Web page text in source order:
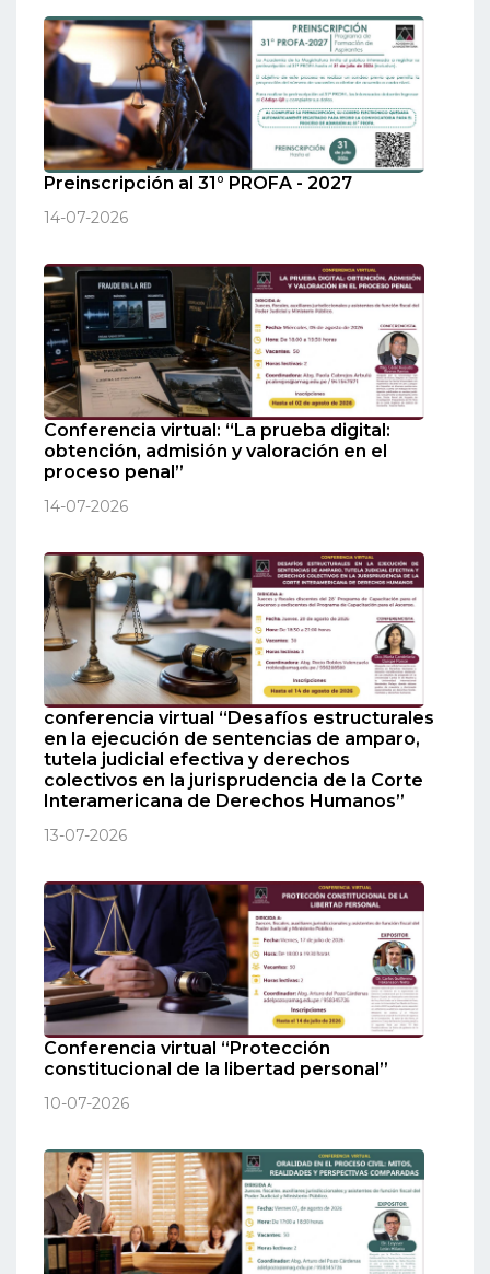
Preinscripción al 31° PROFA - 2027
14-07-2026
Conferencia virtual: “La prueba digital:
obtención, admisión y valoración en el
proceso penal”
14-07-2026
conferencia virtual “Desafíos estructurales
en la ejecución de sentencias de amparo,
tutela judicial efectiva y derechos
colectivos en la jurisprudencia de la Corte
Interamericana de Derechos Humanos”
13-07-2026
Conferencia virtual “Protección
constitucional de la libertad personal”
10-07-2026